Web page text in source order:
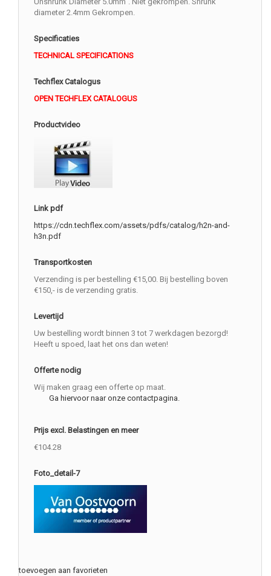
diameter 2.4mm Gekrompen.
Specificaties
TECHNICAL SPECIFICATIONS
Techflex Catalogus
OPEN TECHFLEX CATALOGUS
Productvideo
Link pdf
https://cdn.techflex.com/assets/pdfs/catalog/h2n-and-
h3n.pdf
Transportkosten
Verzending is per bestelling €15,00. Bij bestelling boven
€150,- is de verzending gratis.
Levertijd
Uw bestelling wordt binnen 3 tot 7 werkdagen bezorgd!
Heeft u spoed, laat het ons dan weten!
Offerte nodig
Wij maken graag een offerte op maat.
Ga hiervoor naar onze contactpagina.
Prijs excl. Belastingen en meer
€104.28
Foto_detail-7
toevoegen aan favorieten